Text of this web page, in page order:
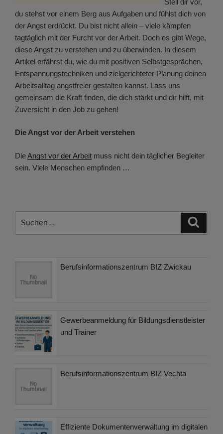
du stehst vor einem Berg aus Aufgaben und fühlst dich von
der Angst erdrückt. Du bist nicht allein – viele kämpfen
tagtäglich mit der Furcht vor der Arbeit. Doch es gibt Wege,
diese Angst zu verstehen und zu überwinden. In diesem
Artikel erfährst du, wie du mit positiven Selbstgesprächen,
Entspannungstechniken und zielgerichteter Planung deinen
Arbeitsalltag angstfreier gestalten kannst. Lass uns
gemeinsam die Kraft finden, die dich stärkt und dir hilft, mit
Zuversicht in den Job zu gehen!
Die Angst vor der Arbeit verstehen
DieAngst vor der Arbeit muss nicht dein täglicher Begleiter
sein. Viele Menschen empfinden …
Berufsinformationszentrum BIZ Zwickau
Gewerbeanmeldung für Bildungsdienstleister
und Trainer
Berufsinformationszentrum BIZ Vechta
Effiziente Dokumentenverwaltung im digitalen